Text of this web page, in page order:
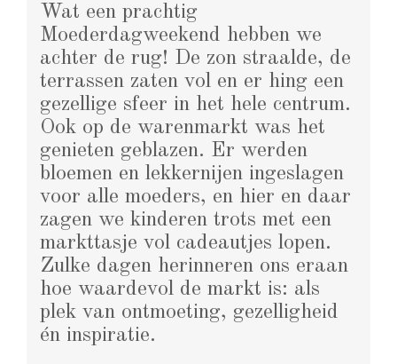
Wat een prachtig
Moederdagweekend hebben we
achter de rug! De zon straalde, de
terrassen zaten vol en er hing een
gezellige sfeer in het hele centrum.
Ook op de warenmarkt was het
genieten geblazen. Er werden
bloemen en lekkernijen ingeslagen
voor alle moeders, en hier en daar
zagen we kinderen trots met een
markttasje vol cadeautjes lopen.
Zulke dagen herinneren ons eraan
hoe waardevol de markt is: als
plek van ontmoeting, gezelligheid
én inspiratie.